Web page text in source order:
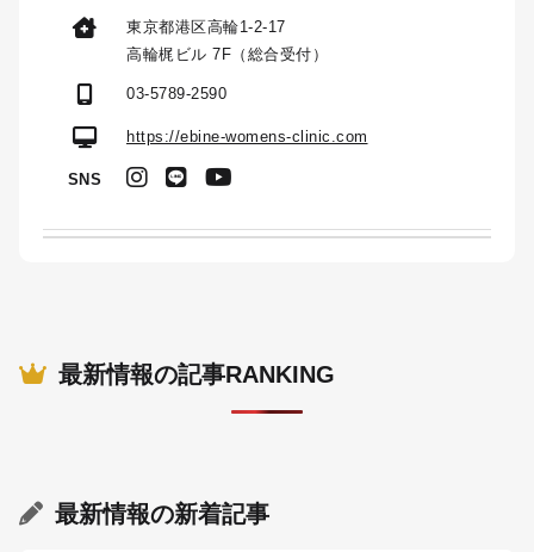
東京都港区高輪1-2-17
高輪梶ビル 7F（総合受付）
03-5789-2590
https://ebine-womens-clinic.com
SNS
最新情報の記事RANKING
最新情報の新着記事